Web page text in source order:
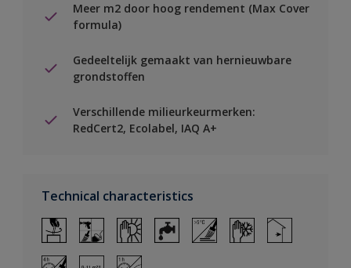
Meer m2 door hoog rendement (Max Cover
formula)
Gedeeltelijk gemaakt van hernieuwbare
grondstoffen
Verschillende milieurkeurmerken:
RedCert2, Ecolabel, IAQ A+
Technical characteristics